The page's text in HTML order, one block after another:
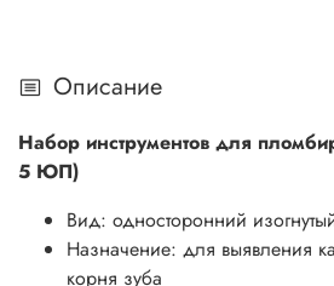
Описание
Набор инструментов для
5 ЮП)
Вид: односторонний
Назначение: для выявления
корня зуба